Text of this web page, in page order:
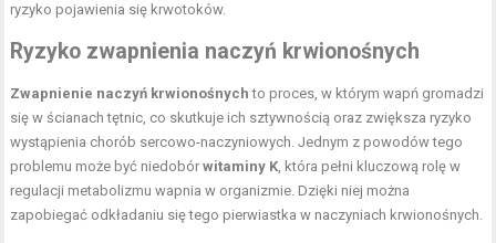
ryzyko pojawienia się krwotoków.
Ryzyko zwapnienia naczyń krwionośnych
Zwapnienie naczyń krwionośnych to proces, w którym wapń gromadzi
się w ścianach tętnic, co skutkuje ich sztywnością oraz zwiększa ryzyko
wystąpienia chorób sercowo-naczyniowych. Jednym z powodów tego
problemu może być niedobórwitaminy K, która pełni kluczową rolę w
regulacji metabolizmu wapnia w organizmie. Dzięki niej można
zapobiegać odkładaniu się tego pierwiastka w naczyniach krwionośnych.